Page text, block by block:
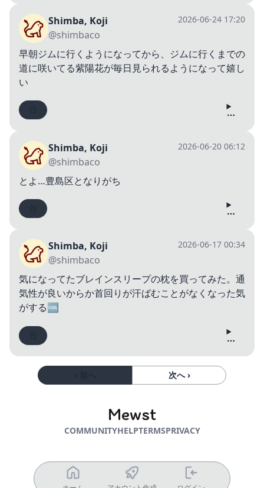
Shimba, Koji
@shimbaco
2026-06-24 17:20
早朝ジムに行くようになってから、ジムに行くまでの
道に咲いてる紫陽花が毎日見られるようになって嬉し
い
Shimba, Koji
@shimbaco
2026-06-20 06:12
とよ…豊島区となりがち
Shimba, Koji
@shimbaco
2026-06-17 00:34
気になってたブレインスリープの枕を買ってみた。通
気性が良いからか首回りが汗ばむことがなくなった気
がする🆒
次へ ›
Mewst
COMMUNITYHELPTERMSPRIVACY